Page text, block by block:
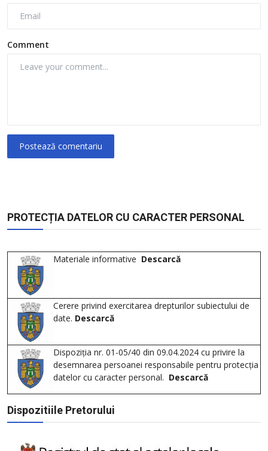
Comment
Postează comentariu
PROTECȚIA DATELOR CU CARACTER PERSONAL
Materiale informative Descarcă
Cerere privind exercitarea drepturilor subiectului de
date. Descarcă
Dispoziția nr. 01-05/40 din 09.04.2024 cu privire la
desemnarea persoanei responsabile pentru protecția
datelor cu caracter personal. Descarcă
Dispozitiile Pretorului